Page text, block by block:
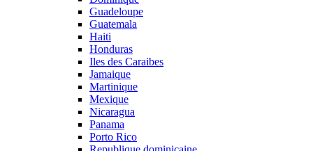
Guadeloupe
Guatemala
Haiti
Honduras
Iles des Caraibes
Jamaique
Martinique
Mexique
Nicaragua
Panama
Porto Rico